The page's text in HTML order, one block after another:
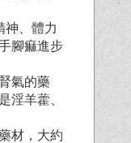
神、體力
腳痲進步
氣的藥
淫羊藿、
材，大約